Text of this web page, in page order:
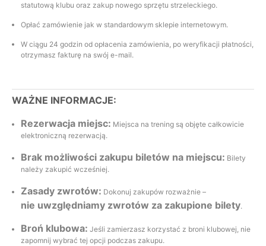
statutową klubu oraz zakup nowego sprzętu strzeleckiego.
Opłać zamówienie jak w standardowym sklepie internetowym.
W ciągu 24 godzin od opłacenia zamówienia, po weryfikacji płatności,
otrzymasz fakturę na swój e-mail.
WAŻNE INFORMACJE:
Rezerwacja miejsc: Miejsca na trening są objęte całkowicie
elektroniczną rezerwacją.
Brak możliwości zakupu biletów na miejscu: Bilety
należy zakupić wcześniej.
Zasady zwrotów: Dokonuj zakupów rozważnie –
nie uwzględniamy zwrotów za zakupione bilety.
Broń klubowa: Jeśli zamierzasz korzystać z broni klubowej, nie
zapomnij wybrać tej opcji podczas zakupu.